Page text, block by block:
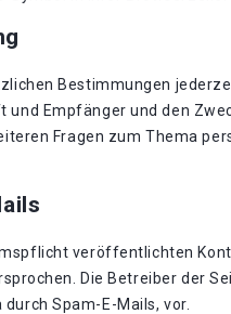
Bestimmungen
und Empfänger und den
Fragen zum Thema
veröffentlichten
Die Betreiber der
Spam-E-Mails, vor.